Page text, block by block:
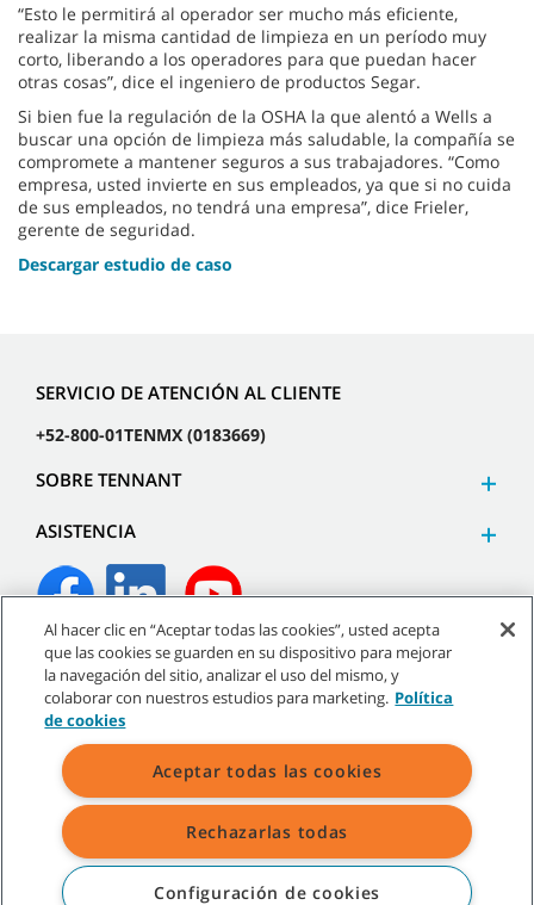
“Esto le permitirá al operador ser mucho más eficiente,
realizar la misma cantidad de limpieza en un período muy
corto, liberando a los operadores para que puedan hacer
otras cosas”, dice el ingeniero de productos Segar.
Si bien fue la regulación de la OSHA la que alentó a Wells a
buscar una opción de limpieza más saludable, la compañía se
compromete a mantener seguros a sus trabajadores. “Como
empresa, usted invierte en sus empleados, ya que si no cuida
de sus empleados, no tendrá una empresa”, dice Frieler,
gerente de seguridad.
Descargar estudio de caso
SERVICIO DE ATENCIÓN AL CLIENTE
+52-800-01TENMX (0183669)
SOBRE TENNANT
ASISTENCIA
©2026 Tennant Company. Todos los derechos reservados.
Mapa del sitio|Políticas generales|Términos de uso
Términos de venta
Todas las marcas registradas y logos de Tennant son propiedad de
Tennant Company y/o sus compañías afiliadas o subsidiarias.
Al hacer clic en “Aceptar todas las cookies”, usted acepta
que las cookies se guarden en su dispositivo para mejorar
la navegación del sitio, analizar el uso del mismo, y
colaborar con nuestros estudios para marketing. Política
de cookies
Aceptar todas las cookies
Rechazarlas todas
Configuración de cookies